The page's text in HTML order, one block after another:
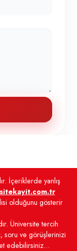
İçeriklerde yanlış
olduğunu gösterir
Üniversite tercih
soru ve görüşlerinizi
edebilirsiniz...